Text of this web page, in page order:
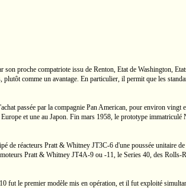
son proche compatriote issu de Renton, Etat de Washington,
comme un avantage. En particulier, il permit que les
passée par la compagnie Pan American, pour environ vingt
et une au Japon. Fin mars 1958, le prototype immatriculé
de réacteurs Pratt & Whitney JT3C-6 d'une poussée unitaire de
Pratt & Whitney JT4A-9 ou -11, le Series 40, des Rolls-
fut le premier modèle mis en opération, et il fut exploité